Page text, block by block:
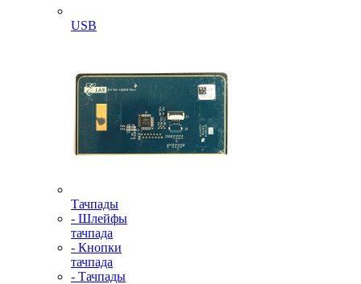
USB
Тачпады
- Шлейфы
тачпада
- Кнопки
тачпада
- Тачпады